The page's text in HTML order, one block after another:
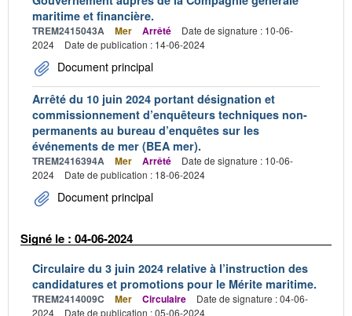
maritime et financière.
TREM2415043A Mer Arrêté
Date de signature : 10-06-
2024
Date de publication : 14-06-2024
Document principal
Arrêté du 10 juin 2024 portant désignation et
commissionnement d’enquêteurs techniques non-
permanents au bureau d’enquêtes sur les
événements de mer (BEA mer).
TREM2416394A Mer Arrêté
Date de signature : 10-06-
2024
Date de publication : 18-06-2024
Document principal
Signé le : 04-06-2024
Circulaire du 3 juin 2024 relative à l’instruction des
candidatures et promotions pour le Mérite maritime.
TREM2414009C Mer Circulaire
Date de signature : 04-06-
2024
Date de publication : 05-06-2024